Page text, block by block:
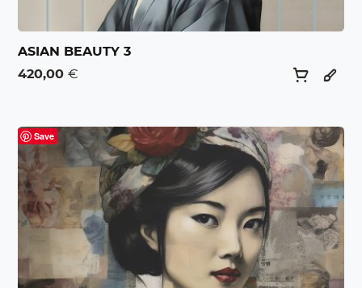
ASIAN BEAUTY 3
420,00€
Save